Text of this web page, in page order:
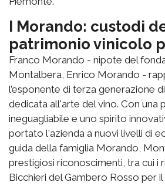
I Morando: custodi
patrimonio vinicolo
Franco Morando - nipote del
Montalbera, Enrico Morando -
l’esponente di terza generazione
dedicata all'arte del vino. Con una
ineguagliabile e uno spirito
portato l'azienda a nuovi livelli di
guida della famiglia Morando,
prestigiosi riconoscimenti, tra cui i
Bicchieri del Gambero Rosso per il